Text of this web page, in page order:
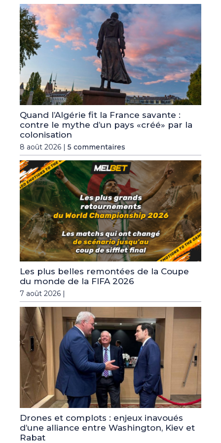
Quand l’Algérie fit la France savante :
contre le mythe d’un pays «créé» par la
colonisation
8 août 2026 | 5 commentaires
Les plus belles remontées de la Coupe
du monde de la FIFA 2026
7 août 2026 |
Drones et complots : enjeux inavoués
d’une alliance entre Washington, Kiev et
Rabat